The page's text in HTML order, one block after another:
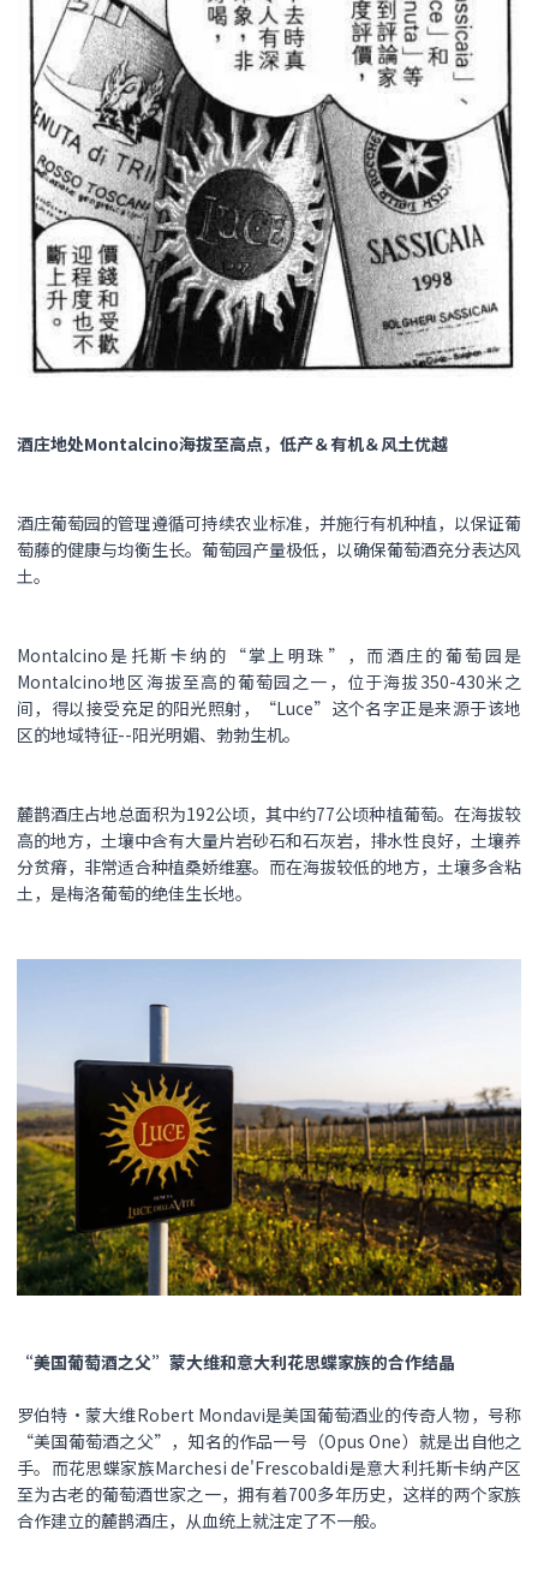
酒庄地处Montalcino海拔至高点，低产＆有机＆风土优越
酒庄葡萄园的管理遵循可持续农业标准，并施行有机种植，以保证葡
萄藤的健康与均衡生长。葡萄园产量极低，以确保葡萄酒充分表达风
土。
Montalcino是托斯卡纳的“掌上明珠”，而酒庄的葡萄园是
Montalcino地区海拔至高的葡萄园之一，位于海拔350-430米之
间，得以接受充足的阳光照射，“Luce”这个名字正是来源于该地
区的地域特征--阳光明媚、勃勃生机。
麓鹊酒庄占地总面积为192公顷，其中约77公顷种植葡萄。在海拔较
高的地方，土壤中含有大量片岩砂石和石灰岩，排水性良好，土壤养
分贫瘠，非常适合种植桑娇维塞。而在海拔较低的地方，土壤多含粘
土，是梅洛葡萄的绝佳生长地。
“美国葡萄酒之父”蒙大维和意大利花思蝶家族的合作结晶
罗伯特•蒙大维Robert Mondavi是美国葡萄酒业的传奇人物，号称
“美国葡萄酒之父”，知名的作品一号（Opus One）就是出自他之
手。而花思蝶家族Marchesi de'Frescobaldi是意大利托斯卡纳产区
至为古老的葡萄酒世家之一，拥有着700多年历史，这样的两个家族
合作建立的麓鹊酒庄，从血统上就注定了不一般。